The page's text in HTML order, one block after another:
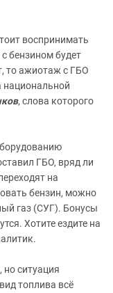
воспринимать
бензином будет
то ажиотаж с ГБО
национальной
, слова которого
ГБО, вряд ли
на
бензин, можно
газ (СУГ). Бонусы
Хотите ездите на
ситуация
топлива всё